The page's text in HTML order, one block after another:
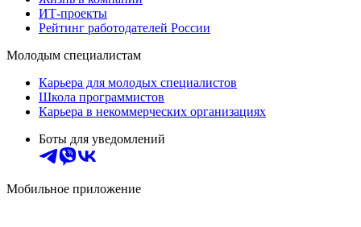
ИТ-проекты
Рейтинг работодателей России
Молодым специалистам
Карьера для молодых специалистов
Школа программистов
Карьера в некоммерческих организациях
Боты для уведомлений
Мобильное приложение